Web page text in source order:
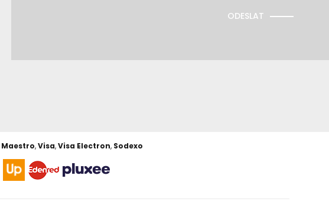
ODESLAT
Maestro,Visa,Visa Electron, Sodexo